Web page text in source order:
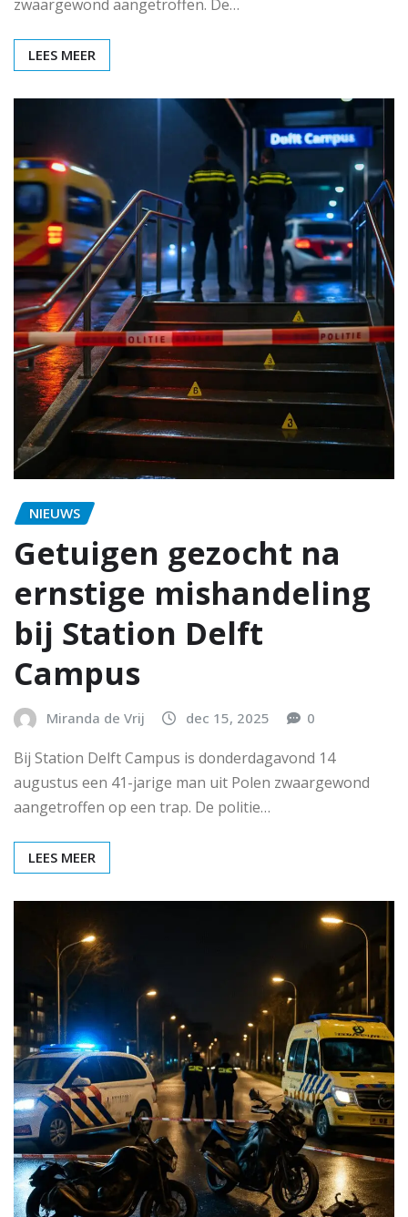
zwaargewond aangetroffen. De…
LEES MEER
NIEUWS
Getuigen gezocht na
ernstige mishandeling
bij Station Delft
Campus
Miranda de Vrij dec 15, 2025 0
Bij Station Delft Campus is donderdagavond 14
augustus een 41-jarige man uit Polen zwaargewond
aangetroffen op een trap. De politie…
LEES MEER